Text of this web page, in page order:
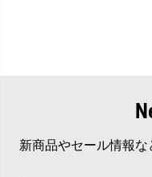
新商品やセール情報な